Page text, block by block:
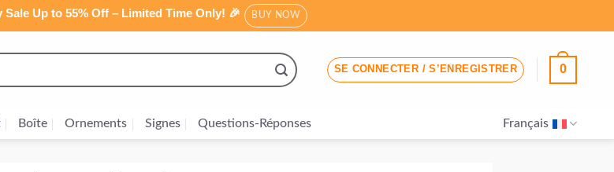
Sale Up to 55% Off – Limited Time Only! 🎉 BUY NOW
SE CONNECTER / S’ENREGISTRER 0
Boîte Ornements Signes Questions-Réponses Français